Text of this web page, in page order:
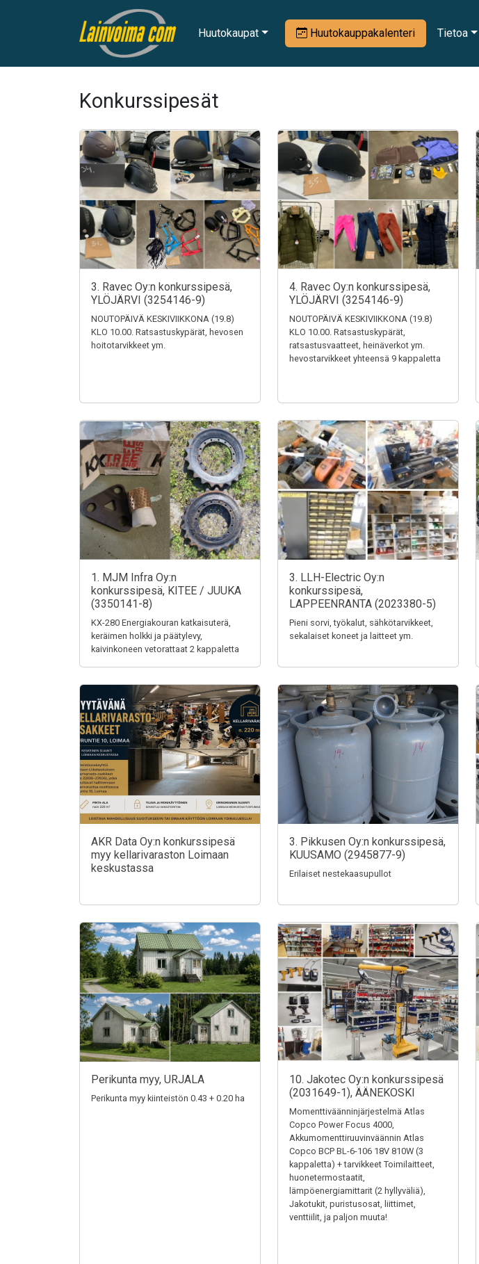
Huutokaupat Huutokauppakalenteri Tietoa
Konkurssipesät
3. Ravec Oy:n konkurssipesä,
YLÖJÄRVI (3254146-9)
NOUTOPÄIVÄ KESKIVIIKKONA (19.8)
KLO 10.00. Ratsastuskypärät, hevosen
hoitotarvikkeet ym.
4. Ravec Oy:n konkurssipesä,
YLÖJÄRVI (3254146-9)
NOUTOPÄIVÄ KESKIVIIKKONA (19.8)
KLO 10.00. Ratsastuskypärät,
ratsastusvaatteet, heinäverkot ym.
hevostarvikkeet yhteensä 9 kappaletta
1. MJM Infra Oy:n
konkurssipesä, KITEE / JUUKA
(3350141-8)
KX-280 Energiakouran katkaisuterä,
keräimen holkki ja päätylevy,
kaivinkoneen vetorattaat 2 kappaletta
3. LLH-Electric Oy:n
konkurssipesä,
LAPPEENRANTA (2023380-5)
Pieni sorvi, työkalut, sähkötarvikkeet,
sekalaiset koneet ja laitteet ym.
AKR Data Oy:n konkurssipesä
myy kellarivaraston Loimaan
keskustassa
3. Pikkusen Oy:n konkurssipesä,
KUUSAMO (2945877-9)
Erilaiset nestekaasupullot
Perikunta myy, URJALA
Perikunta myy kiinteistön 0.43 + 0.20 ha
10. Jakotec Oy:n konkurssipesä
(2031649-1), ÄÄNEKOSKI
Momenttiväänninjärjestelmä Atlas
Copco Power Focus 4000,
Akkumomenttiruuvinväännin Atlas
Copco BCP BL-6-106 18V 810W (3
kappaletta) + tarvikkeet Toimilaitteet,
huonetermostaatit,
lämpöenergiamittarit (2 hyllyväliä),
Jakotukit, puristusosat, liittimet,
venttiilit, ja paljon muuta!